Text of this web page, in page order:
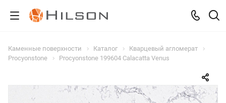
Каменные поверхности Каталог
Кварцевый агломерат
Procyonstone
Procyonstone 199604 Calacatta Venus